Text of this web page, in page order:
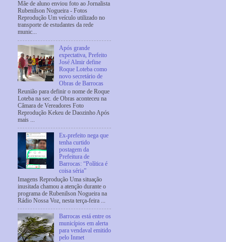
Mãe de aluno enviou foto ao Jornalista
Rubenilson Nogueira - Fotos
Reprodução Um veículo utilizado no
transporte de estudantes da rede
munic...
Após grande
expectativa, Prefeito
José Almir define
Roque Loteba como
novo secretário de
Obras de Barrocas
Reunião para definir o nome de Roque
Loteba na sec. de Obras aconteceu na
Câmara de Vereadores Foto
Reprodução Kekeu de Daozinho Após
mais ...
Ex-prefeito nega que
tenha curtido
postagem da
Prefeitura de
Barrocas: “Política é
coisa séria”
Imagens Reprodução Uma situação
inusitada chamou a atenção durante o
programa de Rubenilson Nogueira na
Rádio Nossa Voz, nesta terça-feira ...
Barrocas está entre os
municípios em alerta
para vendaval emitido
pelo Inmet